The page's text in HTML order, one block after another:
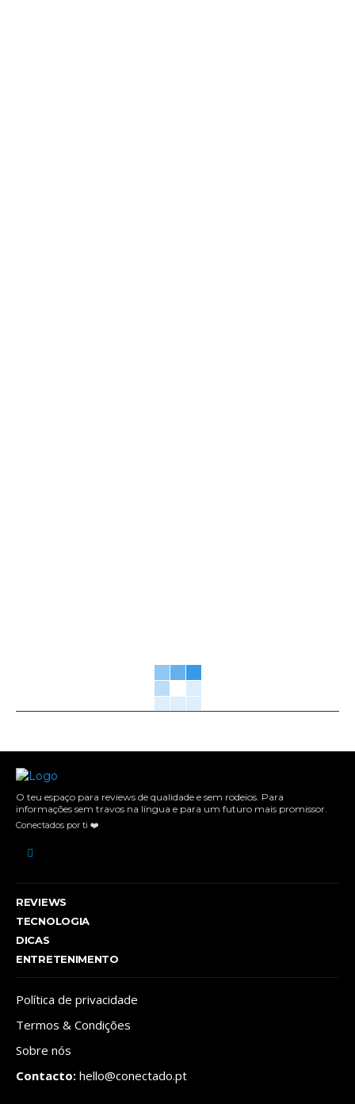
O teu espaço para reviews de qualidade e sem rodeios. Para
informações sem travos na língua e para um futuro mais promissor.
Conectados por ti ❤️
REVIEWS
TECNOLOGIA
DICAS
ENTRETENIMENTO
Política de privacidade
Termos & Condições
Sobre nós
Contacto: hello@conectado.pt